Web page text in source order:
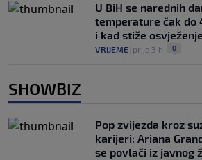
U BiH se narednih
temperature čak do
i kad stiže osvježenje
VRIJEME prije 3 h 0
SHOWBIZ
Pop zvijezda kroz
karijeri: Ariana
se povlači iz javnog